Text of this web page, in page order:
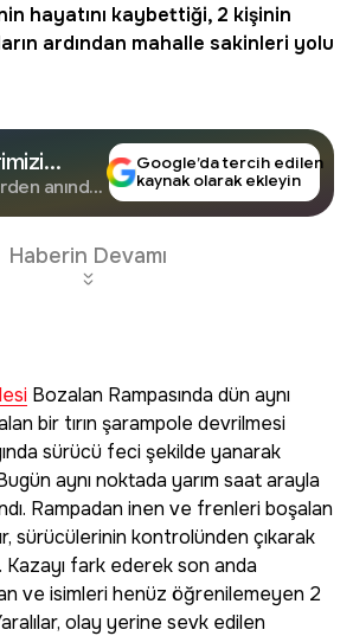
hayatını kaybettiği, 2 kişinin
ardından mahalle sakinleri yolu
Takip
anında
Google’da tercih edilen
kaynak olarak ekleyin
Haberin Devamı
Bozalan Rampasında dün aynı
bir tırın şarampole devrilmesi
sürücü feci şekilde yanarak
aynı noktada yarım saat arayla
Rampadan inen ve frenleri boşalan
sürücülerinin kontrolünden çıkarak
fark ederek son anda
ve isimleri henüz öğrenilemeyen 2
olay yerine sevk edilen